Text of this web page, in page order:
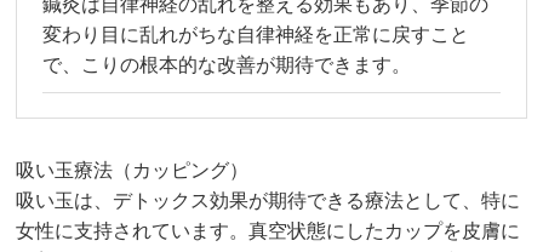
鍼灸は自律神経の乱れを整える効果もあり、季節の
変わり目に乱れがちな自律神経を正常に戻すこと
で、こりの根本的な改善が期待できます。
吸い玉療法（カッピング）
吸い玉は、デトックス効果が期待できる療法として、特に
女性に支持されています。真空状態にしたカップを皮膚に